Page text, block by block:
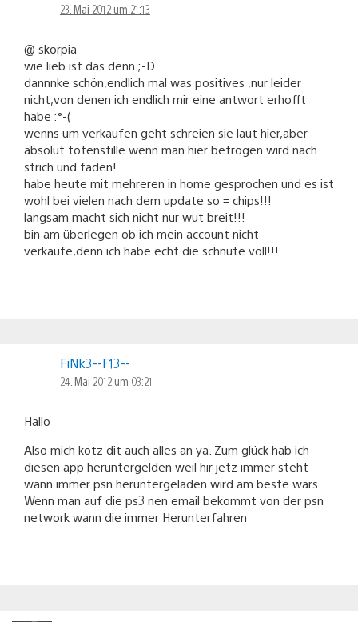
23. Mai 2012 um 21:13
@ skorpia
wie lieb ist das denn ;-D
dannnke schön,endlich mal was positives ,nur leider
nicht,von denen ich endlich mir eine antwort erhofft
habe :°-(
wenns um verkaufen geht schreien sie laut hier,aber
absolut totenstille wenn man hier betrogen wird nach
strich und faden!
habe heute mit mehreren in home gesprochen und es ist
wohl bei vielen nach dem update so = chips!!!
langsam macht sich nicht nur wut breit!!!
bin am überlegen ob ich mein account nicht
verkaufe,denn ich habe echt die schnute voll!!!
FiNk3--F13--
24. Mai 2012 um 03:21
Hallo
Also mich kotz dit auch alles an ya. Zum glück hab ich
diesen app heruntergelden weil hir jetz immer steht
wann immer psn heruntergeladen wird am beste wärs.
Wenn man auf die ps3 nen email bekommt von der psn
network wann die immer Herunterfahren